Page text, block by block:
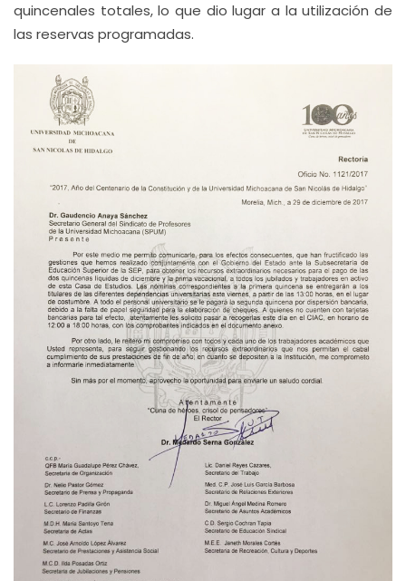
quincenales totales, lo que dio lugar a la utilización de
las reservas programadas.